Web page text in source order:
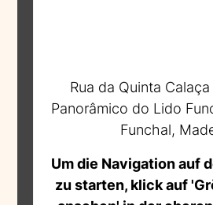
Rua da Quinta
Panorâmico do Lido
Funchal,
Um die Navigation auf
zu starten, klick auf